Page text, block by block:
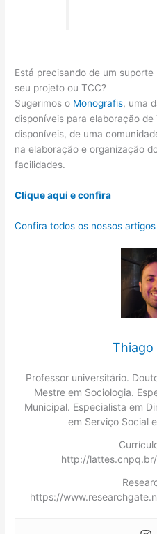
Está precisando de um
seu projeto ou TCC?
Sugerimos o Monografis, uma
disponíveis para elaboração
disponíveis, de uma
na elaboração e organização
facilidades.
Clique aqui e confira
Confira todos os nossos
Thiago
Professor universitário.
Mestre em Sociologia.
Municipal. Especialista em
em Serviço Social
http://
https://